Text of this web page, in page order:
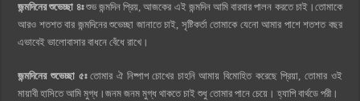
জন্মদিনের শুভেচ্ছা ৪ঃশুভ জন্মদিন প্রিয়, আজকের এই জন্মদিন আমি বারবার পালন করতে চাই।তোমাকে
আরও শতশত বার জন্মদিনের শুভেচ্ছা জানাতে চাই, সৃষ্টিকর্তা তোমাকে যেনো আমার পাশে শতশত বছর
এভাবেই ভালোবাসার বাধনে বেঁধে রাখে।
জন্মদিনের শুভেচ্ছা ৫ঃতোমার ঐ নিষ্পাপ চোখের চাহনি আমায় বিমোহিত করেছে প্রিয়া, তোমার ওই
মায়াবী হাসিতে আমি মুগ্ধ।জনম জনম মুগ্ধ থাকতে চাই শুধু তোমার পানে চেয়ে। হ্যাপি বার্থডে পরী।